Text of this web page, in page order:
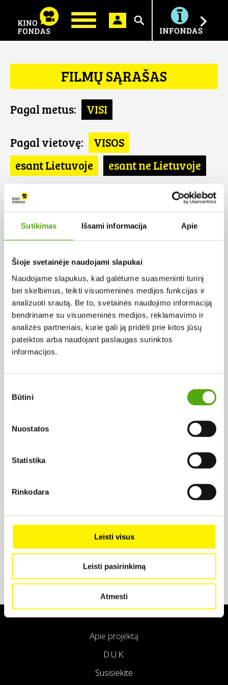
Sutikimas Išsami informacija Apie
Šioje svetainėje naudojami slapukai
Naudojame slapukus, kad galėtume suasmeninti turinį
bei skelbimus, teikti visuomeninės medijos funkcijas ir
analizuoti srautą. Be to, svetainės naudojimo informaciją
bendriname su visuomeninės medijos, reklamavimo ir
analizės partneriais, kurie gali ją pridėti prie kitos jūsų
pateiktos arba naudojant paslaugas surinktos
informacijos.
pasirinkimas
Būtini
Nuostatos
Statistika
Rinkodara
Leisti visus
Leisti pasirinkimą
Atmesti
Ieškoti
FILMŲ SĄRAŠAS
Pagal metus: VISI
Pagal vietovę:
VISOS
esant Lietuvoje
esant ne Lietuvoje
Pagal šalį:
DE
Pagal abėcėlę:
Rezultatų nerasta...
Apie projektą
D.U.K.
Susisiekite